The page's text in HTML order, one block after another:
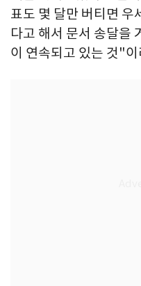
표도 몇 달만 버티면 우
다고 해서 문서 송달을
이 연속되고 있는 것"